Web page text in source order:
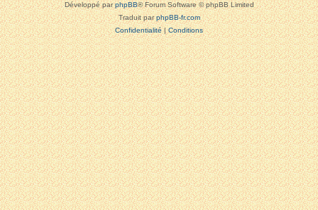
Développé parphpBB® Forum Software © phpBB Limited
Traduit parphpBB-fr.com
Confidentialité|Conditions